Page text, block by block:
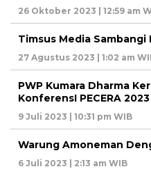
26 Oktober 2023 | 12:59 am
Timsus Media Sambangi
27 Agustus 2023 | 1:02 am
PWP Kumara Dharma
KonferensI PECERA 2023
9 Juli 2023 | 10:31 pm WIB
Warung Amoneman
6 Juli 2023 | 2:13 am WIB